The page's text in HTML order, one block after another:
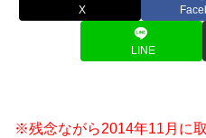
X
LINE
※残念ながら2014年11月に